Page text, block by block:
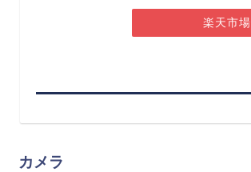
楽天市場
カメラ